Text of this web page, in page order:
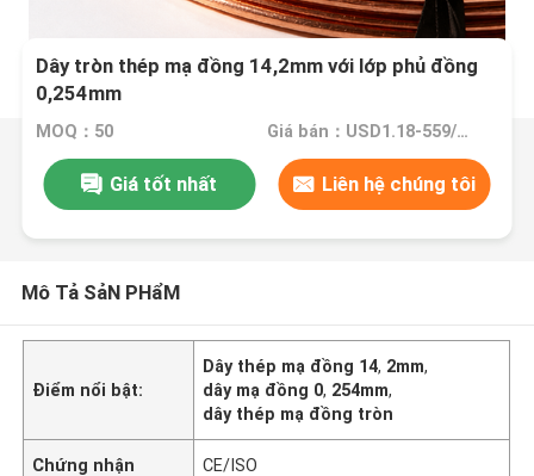
Dây tròn thép mạ đồng 14,2mm với lớp phủ đồng
0,254mm
MOQ：50 Giá bán：USD1.18-559/PCS
Giá tốt nhất Liên hệ chúng tôi
Mô Tả SảN PHẩM
Điểm nổi bật:
Dây thép mạ đồng 14, 2mm,
dây mạ đồng 0, 254mm,
dây thép mạ đồng tròn
Chứng nhận CE/ISO